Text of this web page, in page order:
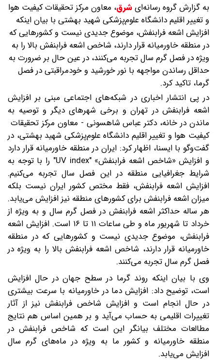
به گزارش گروه رسانه‌ایشرق، معاون مرکز تحقیقات کیفیت هوا
و تغییر اقلیم دانشگاه علوم‌پزشکی شهید بهشتی با بیان اینکه
افزایش اشعه فرابنفش، موضوع جدیدی نیست و کشورهایی که
در منطقه خاورمیانه قرار دارند، شاخص اشعه فرابنفش بالا را به
ویژه در فصل گرم سال تجربه می‌کنند، در عین حال بر ضرورت به
حداقل رساندن مواجهه با نور خورشید و خودمراقبتی در فصل
گرما، تاکید کرد.
در پی انتشار اخباری در شبکه‌های اجتماعی مبنی بر افزایش
اشعه فرابنفش در تهران و برخی شهرهای دیگر و توصیه به
ماندن در خانه، دکتر عباس شاهسونی - معاون مرکز تحقیقات
کیفیت هوا و تغییر اقلیم دانشگاه علوم‌پزشکی شهید بهشتی، در
گفت‌وگو با ایسنا، اظهار کرد: ایران در منطقه خاورمیانه قرار دارد
و افزایش «شاخص اشعه فرابنفش» "UV index" را با توجه به
شرایط جغرافیایی منطقه در این فصل سال تجربه می‌کنیم.
افزایش اشعه فرابنفش، فقط مختص کشور ایران نیست بلکه
میزان اشعه فرابنفش برای کشورهای منطقه نیز افزایش می‌یابد.
هر ساله حداکثر اشعه فرابنفش در فصل گرم سال و به ویژه از
خرداد تا شهریور ماه و طی ساعات ۱۱ تا ۱۶ است. افزایش اشعه
فرابنفش، موضوع جدیدی نیست و کشورهایی که در منطقه
خاورمیانه قرار دارند، شاخص اشعه فرابنفش بالا را به ویژه در
فصل گرم سال تجربه می‌کنند.
وی با بیان اینکه روند گرما در سطح جهان در حال افزایش
است، توضیح داد: افزایش دما در خاورمیانه با سرعت بیشتری
در حال انجام است و افزایش شاخص فرابنفش نیز از آثار
تغییرات اقلیمی به حساب می‌آید و بر همین اساس هم نتایج
مطالعات مختلف بیانگر این است که شاخص فرابنفش در
منطقه خاورمیانه و کشور ما به ویژه در ماه‌های گرم سال
افزایش می‌یابد.